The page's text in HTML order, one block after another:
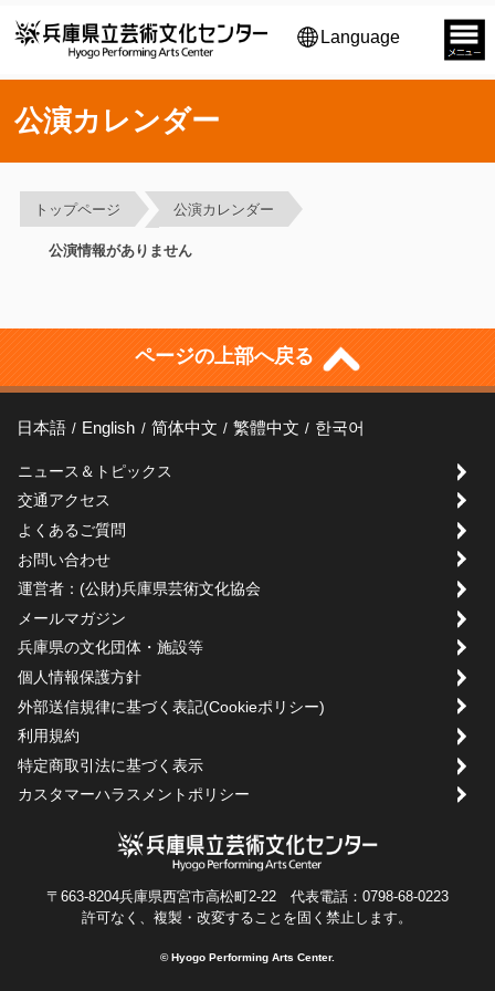
Language
公演カレンダー
トップページ 公演カレンダー
公演情報がありません
ページの上部へ戻る
日本語 English 简体中文 繁體中文 한국어
ニュース＆トピックス
交通アクセス
よくあるご質問
お問い合わせ
運営者：(公財)兵庫県芸術文化協会
メールマガジン
兵庫県の文化団体・施設等
個人情報保護方針
外部送信規律に基づく表記(Cookieポリシー)
利用規約
特定商取引法に基づく表示
カスタマーハラスメントポリシー
〒663-8204兵庫県西宮市高松町2-22 代表電話：0798-68-0223
許可なく、複製・改変することを固く禁止します。
© Hyogo Performing Arts Center.